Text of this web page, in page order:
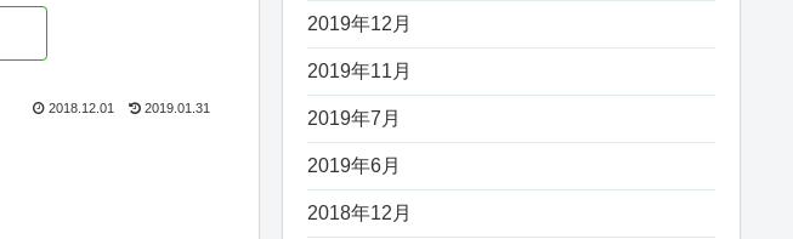
2018.12.01 2019.01.31
2019年12月
2019年11月
2019年7月
2019年6月
2018年12月